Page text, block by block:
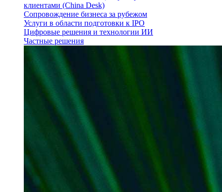
клиентами (China Desk)
Сопровождение бизнеса за рубежом
Услуги в области подготовки к IPO
Цифровые решения и технологии ИИ
Частные решения